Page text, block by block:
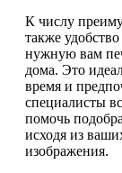
К числу
также
нужную вам
дома. Это
время и
специалисты
помочь
исходя из
изображения.